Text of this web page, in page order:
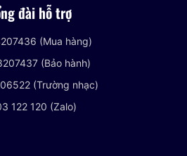
đài hỗ trợ
(Mua hàng)
(Bảo hành)
(Trường nhạc)
122 120 (Zalo)